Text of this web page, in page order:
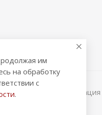
магазин
им
на обработку
с
.